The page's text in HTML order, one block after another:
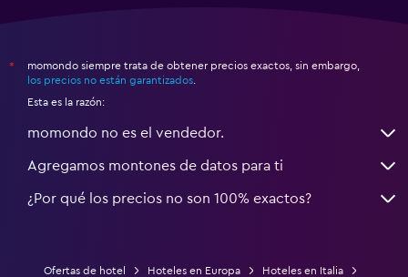
*
momondo siempre trata de obtener precios exactos, sin embargo,
los precios no están garantizados
Esta es la razón:
momondo no es el vendedor.
Agregamos montones de datos para ti
¿Por qué los precios no son 100% exactos?
Ofertas de hotel Hoteles en Europa
Hoteles en Italia